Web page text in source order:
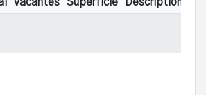
vacantes Superficie Description